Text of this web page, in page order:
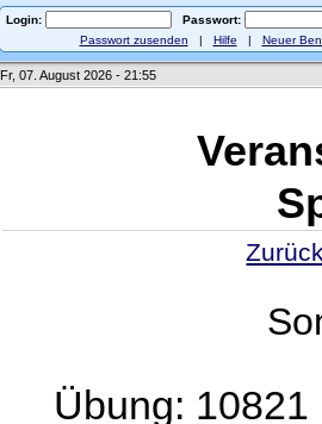
Login:
Passwort:
Passwort zusenden | Hilfe | Neuer
Fr, 07. August 2026 - 21:55
Übung: